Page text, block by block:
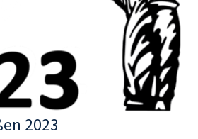
2023